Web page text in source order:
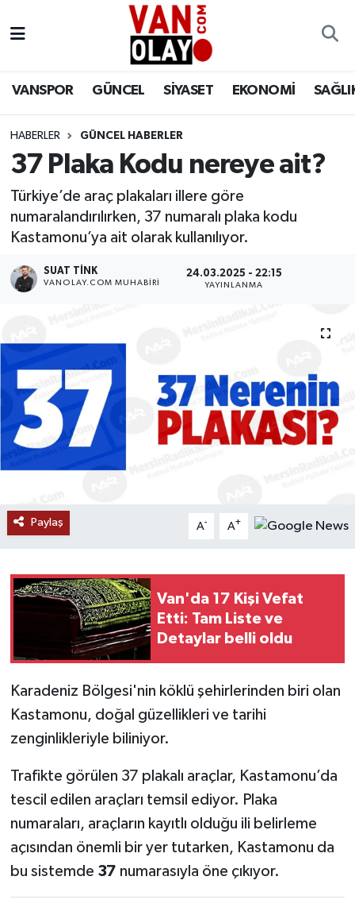
VANSPOR GÜNCEL SİYASET EKONOMİ
HABERLER GÜNCEL HABERLER
37 Plaka Kodu nereye ait?
Türkiye’de araç plakaları illere göre
numaralandırılırken, 37 numaralı plaka kodu
Kastamonu’ya ait olarak kullanılıyor.
SUAT TINK
VANOLAY.COM MUHABIRI
24.03.2025 - 22:15
YAYINLANMA
Paylaş A- A+
Van'da 17 Kişi Vefat
Etti: Tam Liste ve
Detaylar belli oldu
Karadeniz Bölgesi'nin köklü şehirlerinden biri olan
Kastamonu, doğal güzellikleri ve tarihi
zenginlikleriyle biliniyor.
Trafikte görülen 37 plakalı araçlar, Kastamonu’da
tescil edilen araçları temsil ediyor. Plaka
numaraları, araçların kayıtlı olduğu ili belirleme
açısından önemli bir yer tutarken, Kastamonu da
bu sistemde 37 numarasıyla öne çıkıyor.
Siyaset
Sağlık
Eğitim
Dünya
RESMİ İLANLAR
Van Nöbetçi Eczaneler
Van Namaz Vakitleri
Süper Lig Puan Durumu ve Fikstür
Tüm Manşetler
Haber Arşivi